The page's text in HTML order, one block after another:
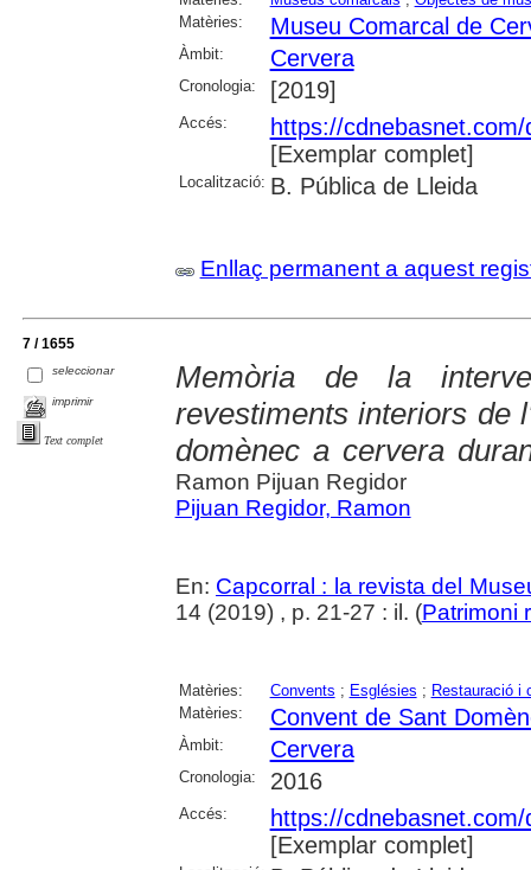
Matèries:
Museu Comarcal de
Àmbit: Cervera
Cronologia: [2019]
Accés:
https://
[Exemplar complet]
Localització: B. Pública de Lleida
Enllaç permanent a aquest
7 / 1655
seleccionar
imprimir
Text complet
Memòria de la
revestiments interiors de
domènec a cervera
Ramon Pijuan Regidor
Pijuan Regidor, Ramon
En: Capcorral : la revista del
14 (2019) , p. 21-27 : il. (Patrimoni
Matèries: Convents ; Esglésies ; Restauració i
Matèries:
Convent de Sant
Àmbit: Cervera
Cronologia: 2016
Accés:
https://
[Exemplar complet]